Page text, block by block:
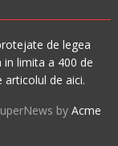
de legea
limita a 400 de
articolul de aici.
byAcme